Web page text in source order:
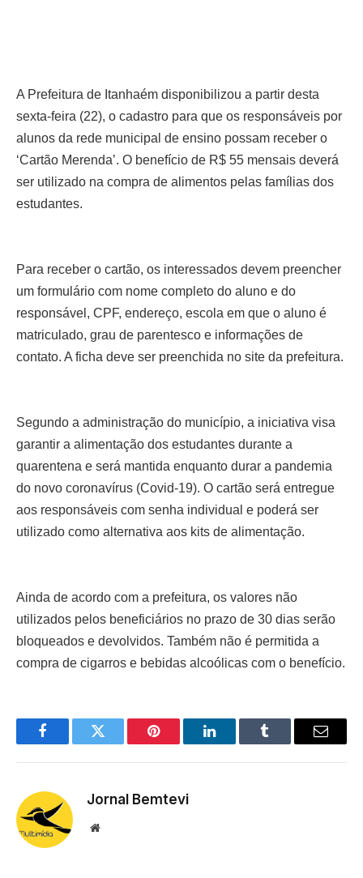
A Prefeitura de Itanhaém disponibilizou a partir desta
sexta-feira (22), o cadastro para que os responsáveis por
alunos da rede municipal de ensino possam receber o
‘Cartão Merenda’. O benefício de R$ 55 mensais deverá
ser utilizado na compra de alimentos pelas famílias dos
estudantes.
Para receber o cartão, os interessados devem preencher
um formulário com nome completo do aluno e do
responsável, CPF, endereço, escola em que o aluno é
matriculado, grau de parentesco e informações de
contato. A ficha deve ser preenchida no site da prefeitura.
Segundo a administração do município, a iniciativa visa
garantir a alimentação dos estudantes durante a
quarentena e será mantida enquanto durar a pandemia
do novo coronavírus (Covid-19). O cartão será entregue
aos responsáveis com senha individual e poderá ser
utilizado como alternativa aos kits de alimentação.
Ainda de acordo com a prefeitura, os valores não
utilizados pelos beneficiários no prazo de 30 dias serão
bloqueados e devolvidos. Também não é permitida a
compra de cigarros e bebidas alcoólicas com o benefício.
FacebookTwitter Pinterest LinkedInTumblr Email
Jornal Bemtevi
Website